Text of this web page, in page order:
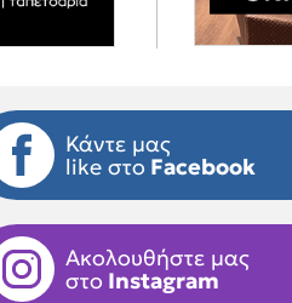
Κάντε μας
like στο Facebook
Ακολουθήστε μας
στο Instagram